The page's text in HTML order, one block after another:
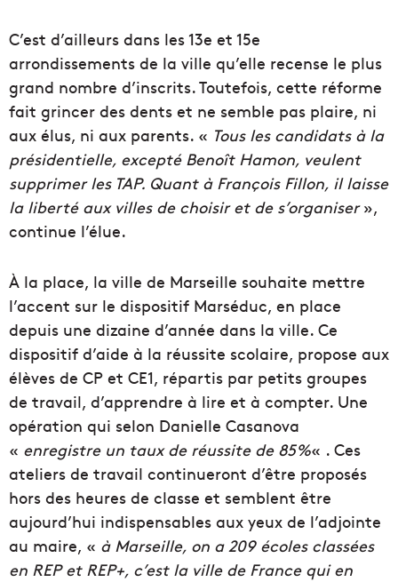
C’est d’ailleurs dans les 13e et 15e
arrondissements de la ville qu’elle recense le plus
grand nombre d’inscrits. Toutefois, cette réforme
fait grincer des dents et ne semble pas plaire, ni
aux élus, ni aux parents. « Tous les candidats à la
présidentielle, excepté Benoît Hamon, veulent
supprimer les TAP. Quant à François Fillon, il laisse
la liberté aux villes de choisir et de s’organiser»,
continue l’élue.
À la place, la ville de Marseille souhaite mettre
l’accent sur le dispositif Marséduc, en place
depuis une dizaine d’année dans la ville. Ce
dispositif d’aide à la réussite scolaire, propose aux
élèves de CP et CE1, répartis par petits groupes
de travail, d’apprendre à lire et à compter. Une
opération qui selon Danielle Casanova
« enregistre un taux de réussite de 85%« . Ces
ateliers de travail continueront d’être proposés
hors des heures de classe et semblent être
aujourd’hui indispensables aux yeux de l’adjointe
au maire, « à Marseille, on a 209 écoles classées
en REP et REP+, c’est la ville de France qui en